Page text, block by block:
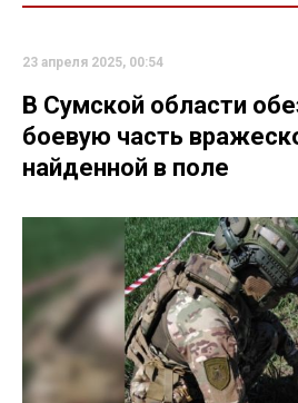
23 апреля 2025, 00:54
В Сумской области
боевую часть
найденной в поле